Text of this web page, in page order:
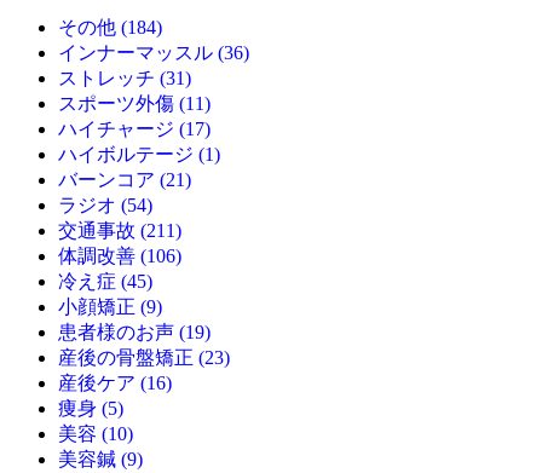
その他 (184)
インナーマッスル (36)
ストレッチ (31)
スポーツ外傷 (11)
ハイチャージ (17)
ハイボルテージ (1)
バーンコア (21)
ラジオ (54)
交通事故 (211)
体調改善 (106)
冷え症 (45)
小顔矯正 (9)
患者様のお声 (19)
産後の骨盤矯正 (23)
産後ケア (16)
痩身 (5)
美容 (10)
美容鍼 (9)